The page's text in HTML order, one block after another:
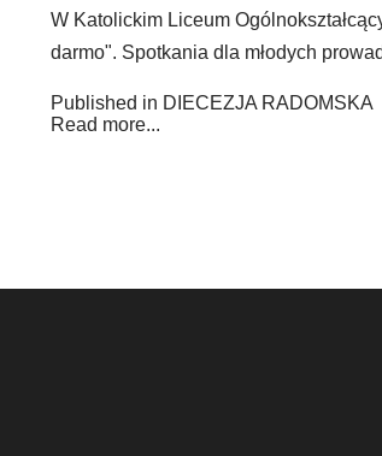
W Katolickim Liceum
darmo". Spotkania dla młodych
Published in DIECEZJA RADOMSKA
Read more...